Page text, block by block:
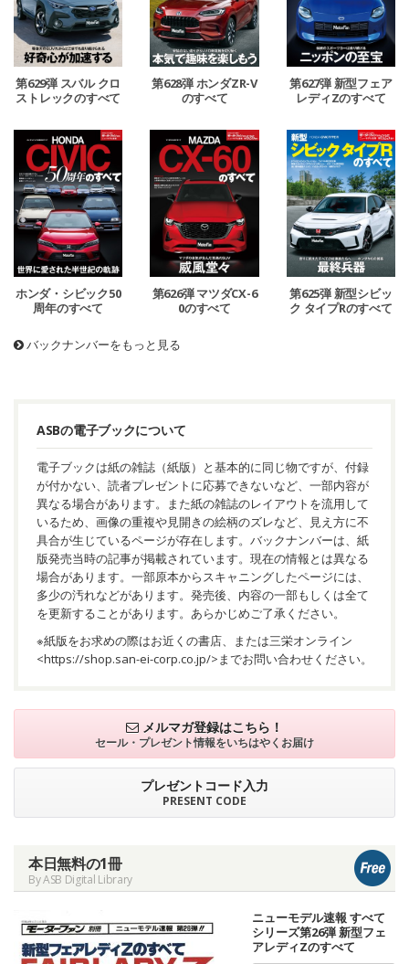
第629弾 スバル クロ
ストレックのすべて
第628弾 ホンダZR-V
のすべて
第627弾 新型フェア
レディZのすべて
ホンダ・シビック50
周年のすべて
第626弾 マツダCX-6
0のすべて
第625弾 新型シビッ
ク タイプRのすべて
バックナンバーをもっと見る
ASBの電子ブックについて
電子ブックは紙の雑誌（紙版）と基本的に同じ物ですが、付録
が付かない、読者プレゼントに応募できないなど、一部内容が
異なる場合があります。また紙の雑誌のレイアウトを流用して
いるため、画像の重複や見開きの絵柄のズレなど、見え方に不
具合が生じているページが存在します。バックナンバーは、紙
版発売当時の記事が掲載されています。現在の情報とは異なる
場合があります。一部原本からスキャニングしたページには、
多少の汚れなどがあります。発売後、内容の一部もしくは全て
を更新することがあります。あらかじめご了承ください。
※紙版をお求めの際はお近くの書店、または三栄オンライン
<https://shop.san-ei-corp.co.jp/>までお問い合わせください。
メルマガ登録はこちら！
セール・プレゼント情報をいちはやくお届け
プレゼントコード入力
PRESENT CODE
本日無料の1冊
By ASB Digital Library
ニューモデル速報 すべて
シリーズ第26弾 新型フェ
アレディZのすべて